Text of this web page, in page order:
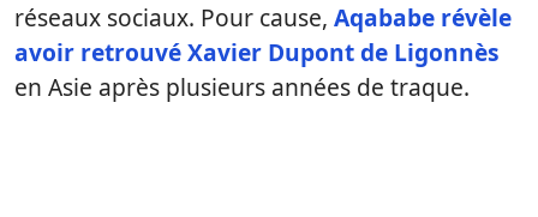
réseaux sociaux. Pour cause, Aqababe révèle
avoir retrouvé Xavier Dupont de Ligonnès
en Asie après plusieurs années de traque.